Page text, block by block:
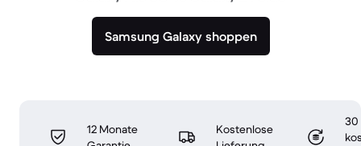
Samsung Galaxy shoppen
12 Monate
Kostenlose
30